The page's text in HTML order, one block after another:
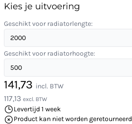
Kies je uitvoering
Geschikt voor radiatorlengte:
Geschikt voor radiatorhoogte:
141,73 incl. BTW
117,13 excl. BTW
Levertijd 1 week
Product kan niet worden geretourneerd